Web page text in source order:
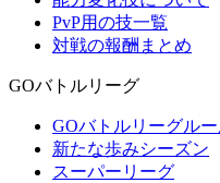
PvP用の技一覧
対戦の報酬まとめ
GOバトルリーグ
GOバトルリーグル
新たな歩みシーズン
スーパーリーグ